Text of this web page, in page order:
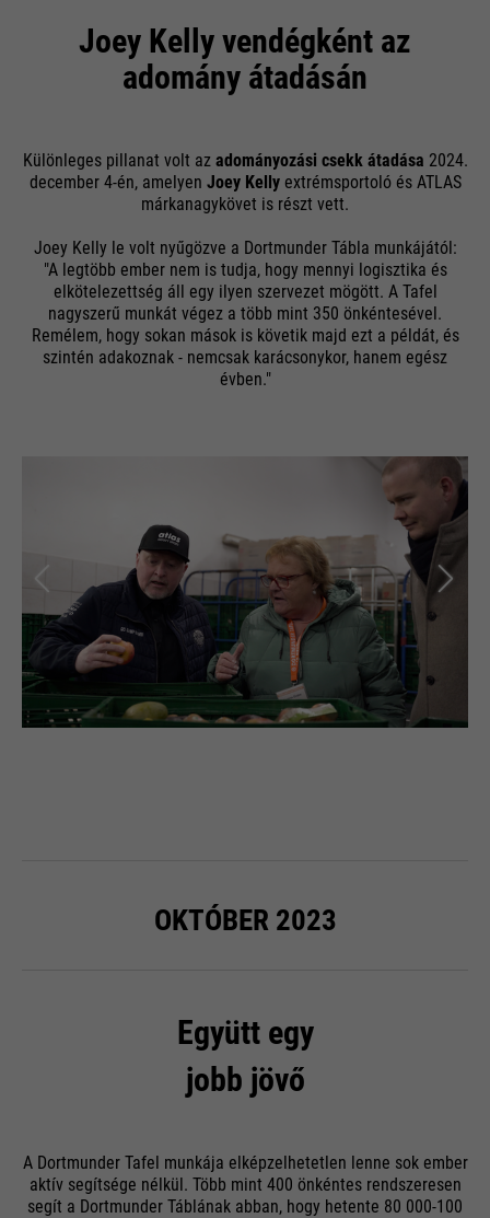
Joey Kelly vendégként az
adomány átadásán
Különleges pillanat volt az adományozási csekk átadása 2024.
december 4-én, amelyen Joey Kellyextrémsportoló és ATLAS
márkanagykövet is részt vett.
Joey Kelly le volt nyűgözve a Dortmunder Tábla munkájától:
"A legtöbb ember nem is tudja, hogy mennyi logisztika és
elkötelezettség áll egy ilyen szervezet mögött. A Tafel
nagyszerű munkát végez a több mint 350 önkéntesével.
Remélem, hogy sokan mások is követik majd ezt a példát, és
szintén adakoznak - nemcsak karácsonykor, hanem egész
évben."
OKTÓBER 2023
Együtt egy
jobb jövő
A Dortmunder Tafel munkája elképzelhetetlen lenne sok ember
aktív segítsége nélkül. Több mint 400 önkéntes rendszeresen
segít a Dortmunder Táblának abban, hogy hetente 80 000-100